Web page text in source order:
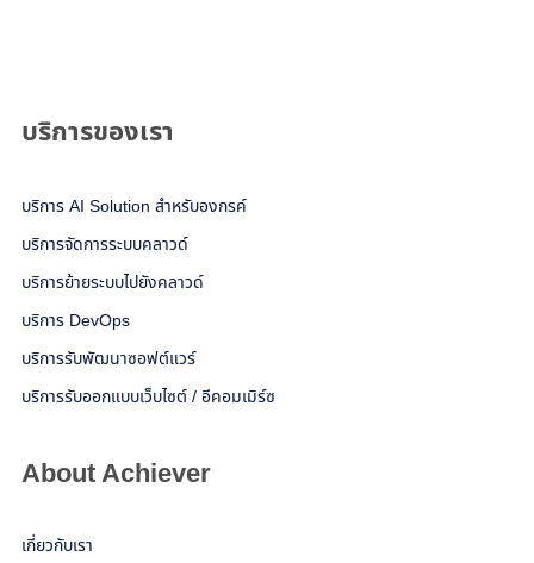
บริการของเรา
บริการ AI Solution สำหรับองกรค์
บริการจัดการระบบคลาวด์
บริการย้ายระบบไปยังคลาวด์
บริการ DevOps
บริการรับพัฒนาซอฟต์แวร์
บริการรับออกแบบเว็บไซต์ / อีคอมเมิร์ซ
About Achiever
เกี่ยวกับเรา